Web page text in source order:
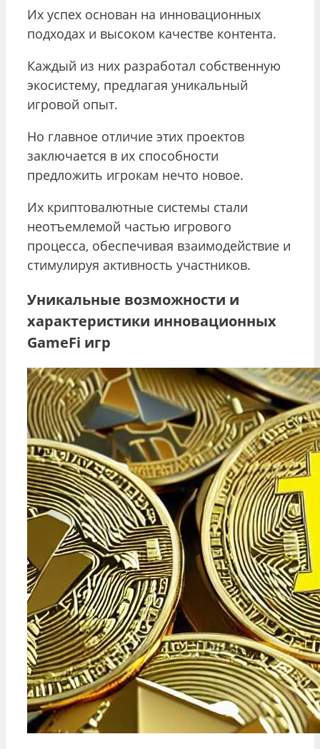
Их успех основан на инновационных
подходах и высоком качестве контента.
Каждый из них разработал собственную
экосистему, предлагая уникальный
игровой опыт.
Но главное отличие этих проектов
заключается в их способности
предложить игрокам нечто новое.
Их криптовалютные системы стали
неотъемлемой частью игрового
процесса, обеспечивая взаимодействие и
стимулируя активность участников.
Уникальные возможности и
характеристики инновационных
GameFi игр